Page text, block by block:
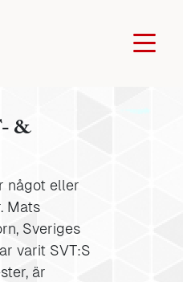
&
något eller
Mats
Sveriges
varit SVT:S
är